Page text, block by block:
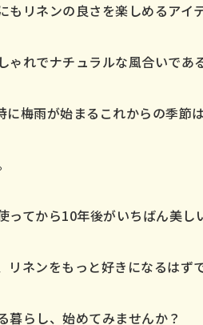
もリネンの良さを楽しめるアイ
ゃれでナチュラルな風合いで
に梅雨が始まるこれからの季節
ってから10年後がいちばん美
リネンをもっと好きになるはずで
暮らし、始めてみませんか？